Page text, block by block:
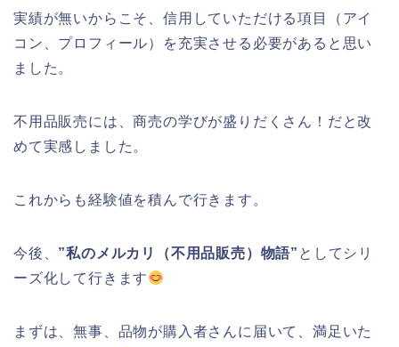
実績が無いからこそ、信用していただける項目（アイ
コン、プロフィール）を充実させる必要があると思い
ました。
不用品販売には、商売の学びが盛りだくさん！だと改
めて実感しました。
これからも経験値を積んで行きます。
今後、 ”私のメルカリ（不用品販売）物語” としてシリ
ーズ化して行きます
まずは、無事、品物が購入者さんに届いて、満足いた